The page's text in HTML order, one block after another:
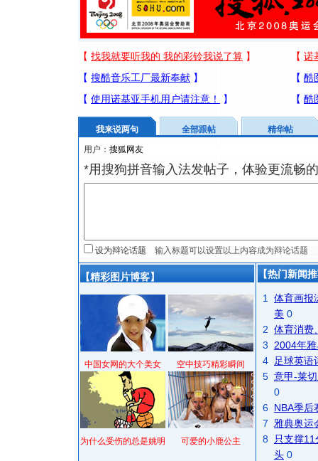
我来说两句 全部跟帖
精华帖
用户：
*用搜狗拼音输入法发帖子，体验更流畅
设为辩论话题
【精彩图片博客】
中国女网的大个美女 空中技巧精彩瞬间
为什么受伤的总是姚明 可爱的小鹿公主
【热门新闻
1
体育画报
美 0
2 体育消费
3
2004年
4
足球英语
5 意甲-莱
0
6 NBA季后
7
雅典奥运
8
只支撑
头 0